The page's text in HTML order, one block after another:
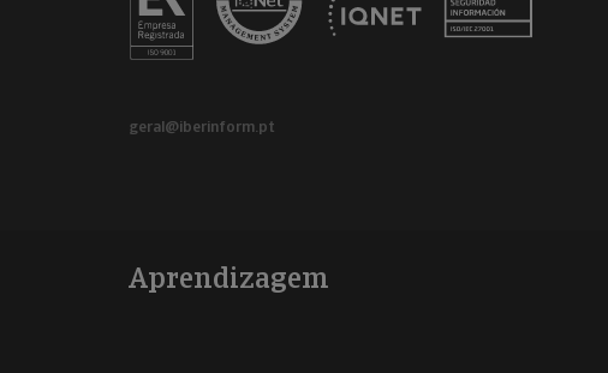
geral@iberinform.pt
Aprendizagem